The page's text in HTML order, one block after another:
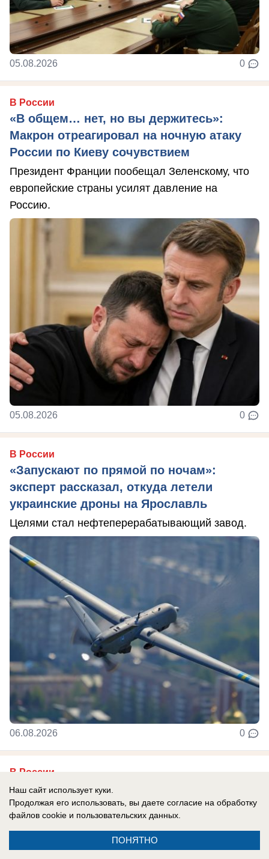
05.08.2026 0
В России
«В общем… нет, но вы держитесь»:
Макрон отреагировал на ночную атаку
России по Киеву сочувствием
Президент Франции пообещал Зеленскому, что
европейские страны усилят давление на
Россию.
05.08.2026 0
В России
«Запускают по прямой по ночам»:
эксперт рассказал, откуда летели
украинские дроны на Ярославль
Целями стал нефтеперерабатывающий завод.
06.08.2026 0
В России
До них начало доходить: отставной
главком ВСУ Залужный признал полное
поражение Украины перед Россией
Российская армия нашла противодействие
Наш сайт использует куки.
Продолжая его использовать, вы даете согласие на обработку
файлов cookie и пользовательских данных.
ПОНЯТНО